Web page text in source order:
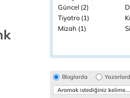
Güncel (2)
Tiyatro (1)
Mizah (1)
Bloglarda